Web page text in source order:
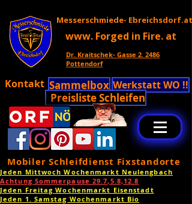
Messerschmiede- Ebreichsdorf.at
www. Forged in Fire. at
Dr. Kraitschek- Gasse 2. 2486
Pottendorf
Kontakt Sammelbox Werkstatt WO !!
Preisliste Schleifen
Mobiler Schleifdienst Fixstandorte
Jeden Mittwoch Wochenmarkt Neulengbach
Achtung Sommerpause 29.7,5.8,12.8
Jeden Freitag Wochenmarkt Eisenstadt
Jeden 1. Samstag Wochenmarkt Bio